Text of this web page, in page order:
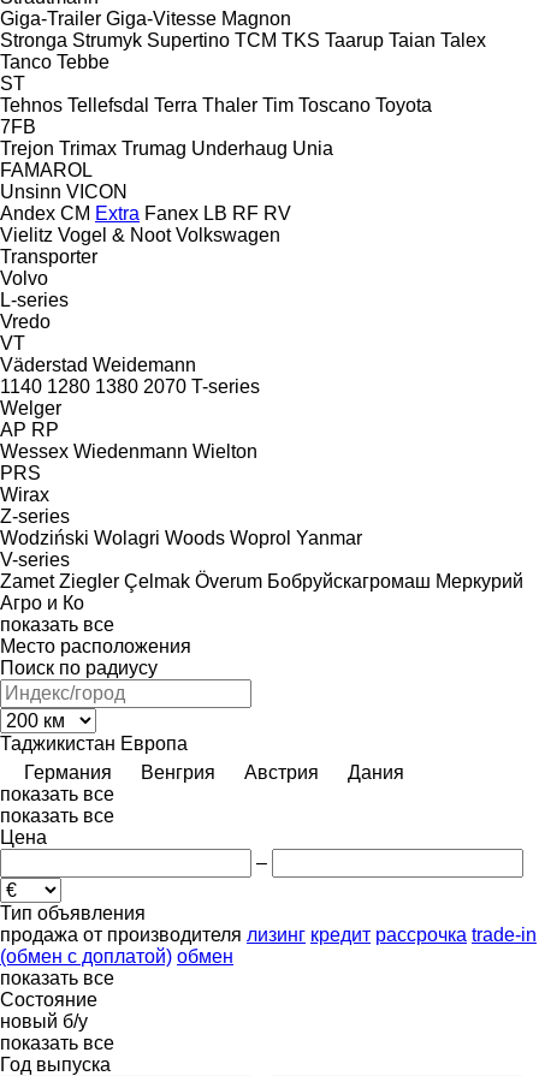
Giga-Trailer Giga-Vitesse Magnon
Stronga Strumyk Supertino TCM TKS Taarup Taian Talex
Tanco Tebbe
ST
Tehnos Tellefsdal Terra Thaler Tim Toscano Toyota
7FB
Trejon Trimax Trumag Underhaug Unia
FAMAROL
Unsinn VICON
Andex CM Extra Fanex LB RF RV
Vielitz Vogel & Noot Volkswagen
Transporter
Volvo
L-series
Vredo
VT
Väderstad Weidemann
1140 1280 1380 2070 T-series
Welger
AP RP
Wessex Wiedenmann Wielton
PRS
Wirax
Z-series
Wodziński Wolagri Woods Woprol Yanmar
V-series
Zamet Ziegler Çelmak Överum Бобруйскагромаш Меркурий
Агро и Ко
показать все
Место расположения
Поиск по радиусу
Таджикистан Европа
Германия
Венгрия Австрия
Дания
показать все
показать все
Цена
–
Тип объявления
продажа от производителя лизинг кредит рассрочка trade-in
(обмен с доплатой) обмен
показать все
Состояние
новый б/у
показать все
Год выпуска